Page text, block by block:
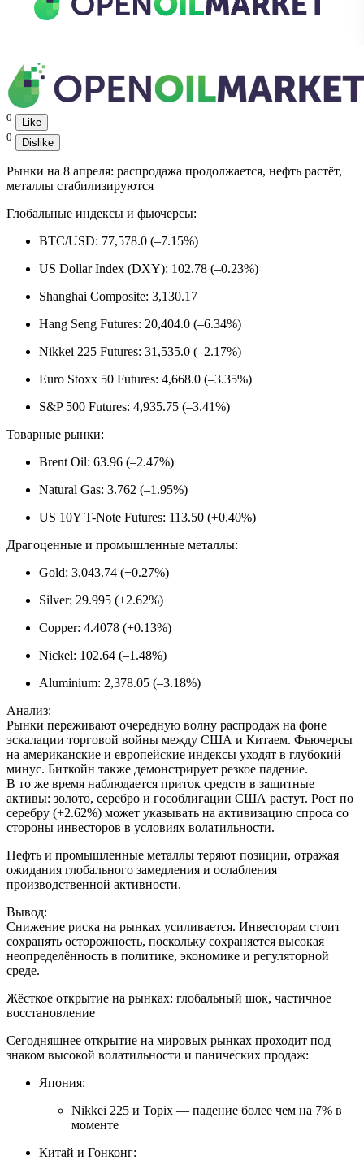
0
Like
0
Dislike
Рынки на 8 апреля: распродажа продолжается, нефть растёт,
металлы стабилизируются
Глобальные индексы и фьючерсы:
BTC/USD: 77,578.0 (–7.15%)
US Dollar Index (DXY): 102.78 (–0.23%)
Shanghai Composite: 3,130.17
Hang Seng Futures: 20,404.0 (–6.34%)
Nikkei 225 Futures: 31,535.0 (–2.17%)
Euro Stoxx 50 Futures: 4,668.0 (–3.35%)
S&P 500 Futures: 4,935.75 (–3.41%)
Товарные рынки:
Brent Oil: 63.96 (–2.47%)
Natural Gas: 3.762 (–1.95%)
US 10Y T-Note Futures: 113.50 (+0.40%)
Драгоценные и промышленные металлы:
Gold: 3,043.74 (+0.27%)
Silver: 29.995 (+2.62%)
Copper: 4.4078 (+0.13%)
Nickel: 102.64 (–1.48%)
Aluminium: 2,378.05 (–3.18%)
Анализ:
Рынки переживают очередную волну распродаж на фоне
эскалации торговой войны между США и Китаем. Фьючерсы
на американские и европейские индексы уходят в глубокий
минус. Биткойн также демонстрирует резкое падение.
В то же время наблюдается приток средств в защитные
активы: золото, серебро и гособлигации США растут. Рост по
серебру (+2.62%) может указывать на активизацию спроса со
стороны инвесторов в условиях волатильности.
Нефть и промышленные металлы теряют позиции, отражая
ожидания глобального замедления и ослабления
производственной активности.
Вывод:
Снижение риска на рынках усиливается. Инвесторам стоит
сохранять осторожность, поскольку сохраняется высокая
неопределённость в политике, экономике и регуляторной
среде.
Жёсткое открытие на рынках: глобальный шок, частичное
восстановление
Сегодняшнее открытие на мировых рынках проходит под
знаком высокой волатильности и панических продаж:
Япония:
Nikkei 225 и Topix — падение более чем на 7% в
моменте
Китай и Гонконг: